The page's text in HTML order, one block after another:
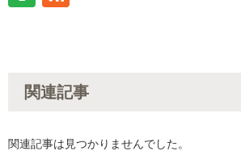
関連記事
関連記事は見つかりませんでした。